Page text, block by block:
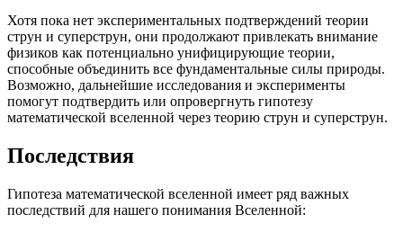
Хотя пока нет экспериментальных подтверждений теории
струн и суперструн, они продолжают привлекать внимание
физиков как потенциально унифицирующие теории,
способные объединить все фундаментальные силы природы.
Возможно, дальнейшие исследования и эксперименты
помогут подтвердить или опровергнуть гипотезу
математической вселенной через теорию струн и суперструн.
Последствия
Гипотеза математической вселенной имеет ряд важных
последствий для нашего понимания Вселенной: